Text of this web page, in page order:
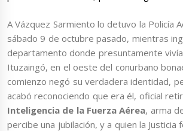
A Vázquez Sarmiento lo detuvo la Policía
sábado 9 de octubre pasado, mientras
departamento donde presuntamente
Ituzaingó, en el oeste del conurbano
comienzo negó su verdadera identidad,
acabó reconociendo que era él, oficial
Inteligencia de la Fuerza Aérea, arma
percibe una jubilación, y a quien la Justicia